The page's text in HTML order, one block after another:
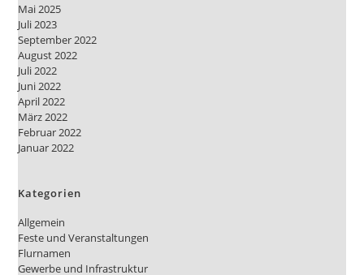
Mai 2025
Juli 2023
September 2022
August 2022
Juli 2022
Juni 2022
April 2022
März 2022
Februar 2022
Januar 2022
Kategorien
Allgemein
Feste und Veranstaltungen
Flurnamen
Gewerbe und Infrastruktur